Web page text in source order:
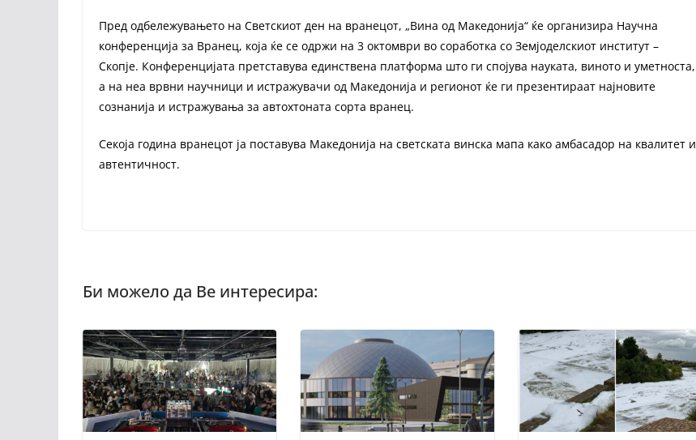
Пред одбележувањето на Светскиот ден на вранецот, „Вина од Македонија“ ќе организира Научна
конференција за Вранец, која ќе се одржи на 3 октомври во соработка со Земјоделскиот институт –
Скопје. Конференцијата претставува единствена платформа што ги спојува науката, виното и уметноста,
а на неа врвни научници и истражувачи од Македонија и регионот ќе ги презентираат најновите
сознанија и истражувања за автохтоната сорта вранец.
Секоја година вранецот ја поставува Македонија на светската винска мапа како амбасадор на квалитет и
автентичност.